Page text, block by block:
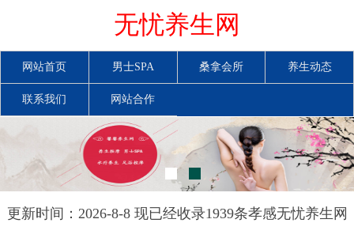
无忧养生网
网站首页 男士SPA 桑拿会所 养生动态
联系我们 网站合作
更新时间：2026-8-8 现已经收录1939条孝感无忧养生网